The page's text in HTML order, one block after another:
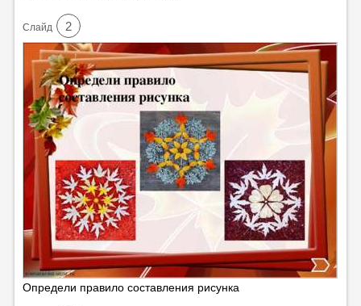
Cлайд 2
Определи правило составления рисунка